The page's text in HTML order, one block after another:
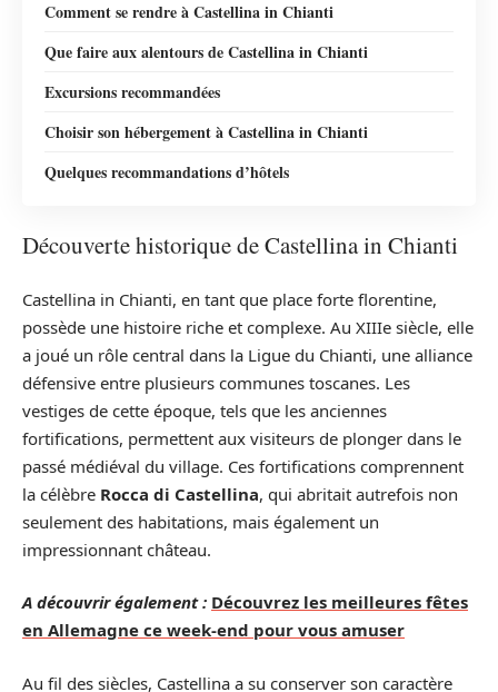
Comment se rendre à Castellina in Chianti
Que faire aux alentours de Castellina in Chianti
Excursions recommandées
Choisir son hébergement à Castellina in Chianti
Quelques recommandations d’hôtels
Découverte historique de Castellina in Chianti
Castellina in Chianti, en tant que place forte florentine,
possède une histoire riche et complexe. Au XIIIe siècle, elle
a joué un rôle central dans la Ligue du Chianti, une alliance
défensive entre plusieurs communes toscanes. Les
vestiges de cette époque, tels que les anciennes
fortifications, permettent aux visiteurs de plonger dans le
passé médiéval du village. Ces fortifications comprennent
la célèbre Rocca di Castellina, qui abritait autrefois non
seulement des habitations, mais également un
impressionnant château.
A découvrir également : Découvrez les meilleures fêtes
en Allemagne ce week-end pour vous amuser
Au fil des siècles, Castellina a su conserver son caractère